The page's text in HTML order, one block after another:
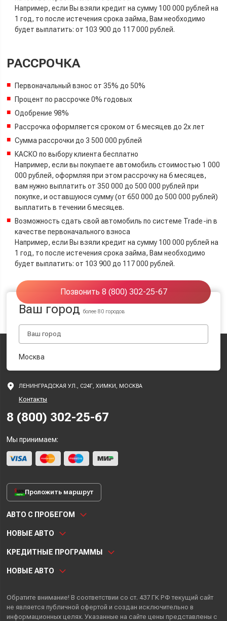
Например, если Вы взяли кредит на сумму 100 000 рублей на
1 год, то после истечения срока займа, Вам необходимо
будет выплатить: от 103 900 до 117 000 рублей.
РАССРОЧКА
Первоначальный взнос от 35% до 50%
Процент по рассрочке 0% годовых
Одобрение 98%
Рассрочка оформляется сроком от 6 месяцев до 2х лет
Сумма рассрочки до 3 500 000 рублей
КАСКО по выбору клиента бесплатно
Например, если вы покупаете автомобиль стоимостью 1 000
000 рублей, оформляя при этом рассрочку на 6 месяцев,
вам нужно выплатить от 350 000 до 500 000 рублей при
покупке, и оставшуюся сумму (от 650 000 до 500 000 рублей)
выплатить в течении 6 месяцев.
Возможность сдать свой автомобиль по системе Trade-in в
качестве первоначального взноса
Например, если Вы взяли кредит на сумму 100 000 рублей на
1 год, то после истечения срока займа, Вам необходимо
будет выплатить: от 103 900 до 117 000 рублей.
Позвонить 8 (800) 302-25-67
Ваш городболее 80 городов
Москва
ЛЕНИНГРАДСКАЯ УЛ., С24Г, ХИМКИ, МОСКВА
Контакты
8 (800) 302-25-67
Мы принимаем:
Проложить маршрут
АВТО С ПРОБЕГОМ
НОВЫЕ АВТО
КРЕДИТНЫЕ ПРОГРАММЫ
НОВЫЕ АВТО
Обратите внимание! В соответствии со ст. 437 ГК РФ текущий сайт
не является публичной офертой и создан исключительно в
информационных целях. Указанные на сайте цены представлены с